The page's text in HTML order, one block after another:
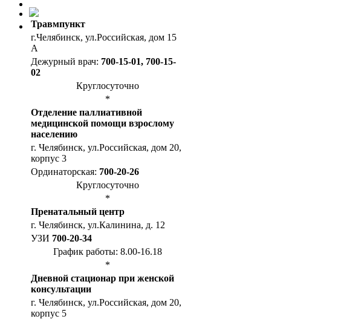
Травмпункт
г.Челябинск, ул.Российская, дом 15
А
Дежурный врач: 700-15-01, 700-15-
02
Круглосуточно
*
Отделение паллиативной
медицинской помощи взрослому
населению
г. Челябинск, ул.Российская, дом 20,
корпус 3
Ординаторская: 700-20-26
Круглосуточно
*
Пренатальный центр
г. Челябинск, ул.Калинина, д. 12
УЗИ 700-20-34
График работы: 8.00-16.18
*
Дневной стационар при женской
консультации
г. Челябинск, ул.Российская, дом 20,
корпус 5